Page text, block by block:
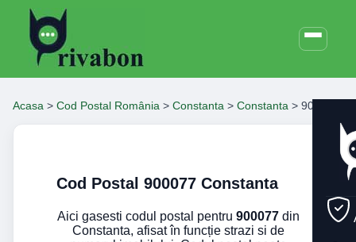
Acasa > Cod Postal România > Constanta > Constanta > 900077
Cod Postal 900077 Constanta
Aici gasesti codul postal pentru 900077din
Constanta, afisat în funcție strazi si de